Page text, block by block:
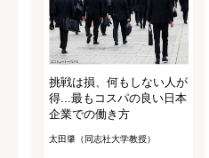
挑戦は損、何もしない人が
得...最もコスパの良い日本
企業での働き方
太田肇（同志社大学教授）